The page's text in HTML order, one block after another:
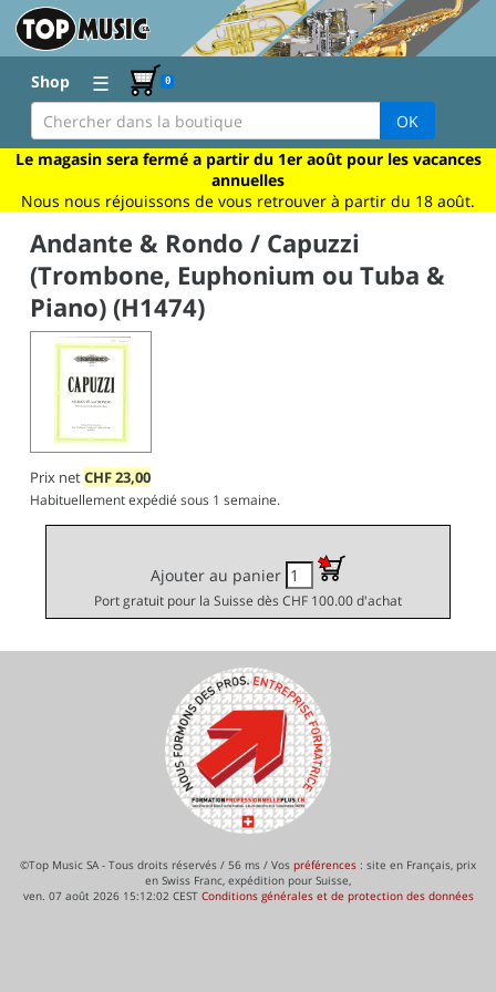
Shop ☰ 0
OK
Le magasin sera fermé a partir du 1er août pour les vacances
annuelles
Nous nous réjouissons de vous retrouver à partir du 18 août.
Andante & Rondo / Capuzzi
(Trombone, Euphonium ou Tuba &
Piano) (H1474)
Prix netCHF23,00
Habituellement expédié sous 1 semaine.
Ajouter au panier
Port gratuit pour la Suisse dès CHF 100.00 d'achat
©Top Music SA - Tous droits réservés / 56 ms / Vos préférences : site en Français, prix
en Swiss Franc, expédition pour Suisse,
ven. 07 août 2026 15:12:02 CEST Conditions générales et de protection des données